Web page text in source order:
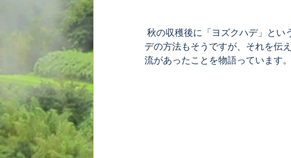
デの方法もそうですが、それを伝
流があったことを物語っています。